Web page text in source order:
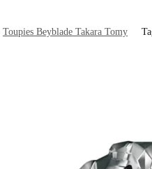
Toupies Beyblade Takara Tomy